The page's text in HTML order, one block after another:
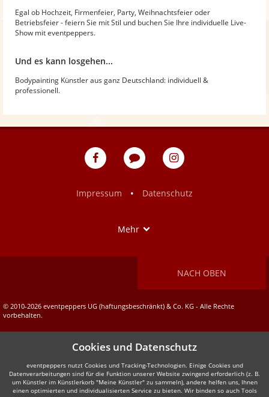
Egal ob Hochzeit, Firmenfeier, Party, Weihnachtsfeier oder
Betriebsfeier - feiern Sie mit Stil und buchen Sie Ihre individuelle Live-
Show mit eventpeppers.
Und es kann losgehen...
Bodypainting Künstler aus ganz Deutschland: individuell &
professionell.
eventpeppers
Blog
eventpeppers
Impressum
• Datenschutz
Mehr
NACH OBEN
© 2010-2026 eventpeppers UG (haftungsbeschränkt) & Co. KG - Alle Rechte
vorbehalten.
Cookies und Datenschutz
eventpeppers nutzt Cookies und Tracking-Technologien. Einige Cookies und
Datenverarbeitungen sind für die Funktion unserer Website zwingend erforderlich (z. B.
um Künstler im Künstlerkorb "Meine Künstler" zu sammeln), andere helfen uns, Ihnen
einen optimierten und individualisierten Service zu bieten. Wir binden so auch Tools